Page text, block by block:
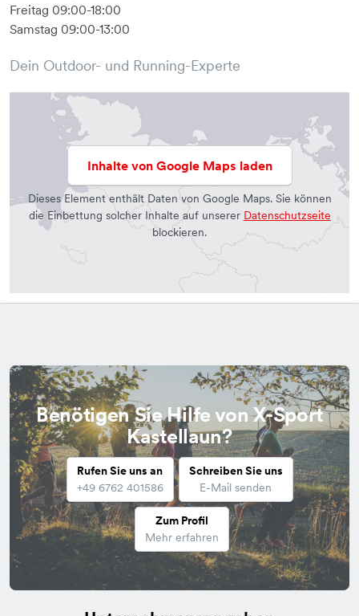
Freitag 09:00-18:00
Samstag 09:00-13:00
Dein Outdoor- und Running-Experte
Inhalte von Google Maps laden
Dieses Element enthält Daten von Google Maps. Sie können
die Einbettung solcher Inhalte auf unserer Datenschutzseite
blockieren.
Benötigen Sie Hilfe von X-Sport
Kastellaun?
Rufen Sie uns an
+49 6762 401586
Schreiben Sie uns
E-Mail senden
Zum Profil
Mehr erfahren